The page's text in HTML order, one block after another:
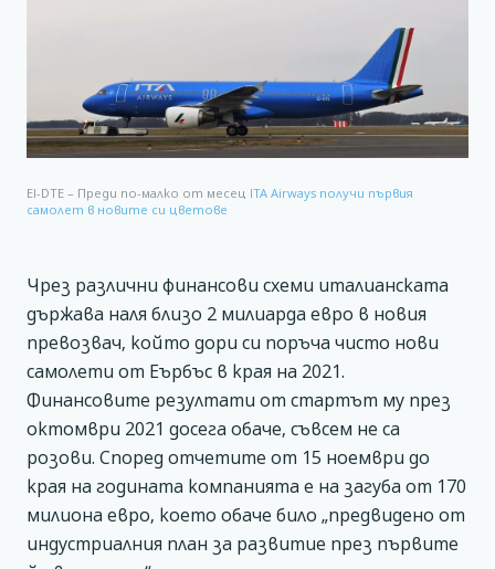
EI-DTE – Преди по-малко от месец ITA Airways получи първия
самолет в новите си цветове
Чрез различни финансови схеми италианската
държава наля близо 2 милиарда евро в новия
превозвач, който дори си поръча чисто нови
самолети от Еърбъс в края на 2021.
Финансовите резултати от стартът му през
октомври 2021 досега обаче, съвсем не са
розови. Според отчетите от 15 ноември до
края на годината компанията е на загуба от 170
милиона евро, което обаче било „предвидено от
индустриалния план за развитие през първите